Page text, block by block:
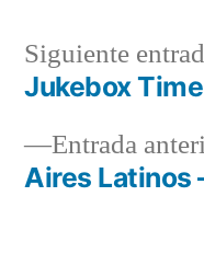
Navegación
deEntrada
Aires Latinos
Siguiente
Jukebox